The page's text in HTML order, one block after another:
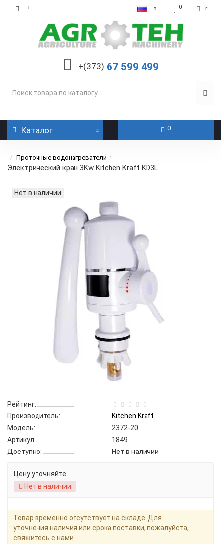
0
+(373) 67 599 499
Каталог 0
Проточные водонагреватели
Электрический кран 3Kw Kitchen Kraft KD3L
Нет в наличии
Рейтинг:
Производитель:
Kitchen Kraft
Модель:
2372-20
Артикул:
1849
Доступно:
Нет в наличии
Цену уточняйте
Нет в наличии
Товар временно отсутствует на складе. Для
уточнения наличия или срока поставки, пожалуйста,
свяжитесь с нами.